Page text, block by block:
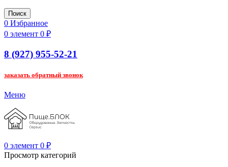
Поиск
0 Избранное
0 элемент 0 ₽
8 (927) 955-52-21
заказать обратный звонок
Меню
0 элемент 0 ₽
Просмотр категорий